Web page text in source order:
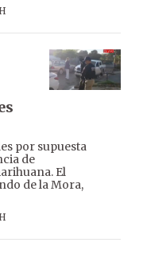
por supuesta
de
El
de la Mora,